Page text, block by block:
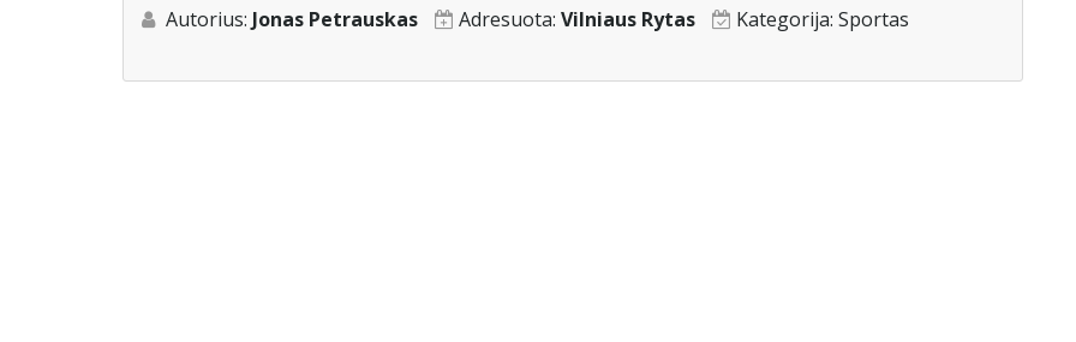
Autorius: Jonas Petrauskas Adresuota: Vilniaus Rytas Kategorija: Sportas